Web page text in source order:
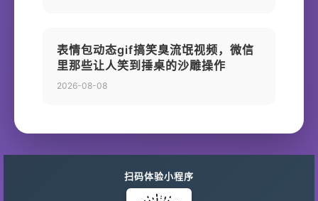
表情包动态gif搞笑臭流氓视频，微信
里那些让人笑到捶桌的沙雕操作
2026-08-08
扫码体验小程序